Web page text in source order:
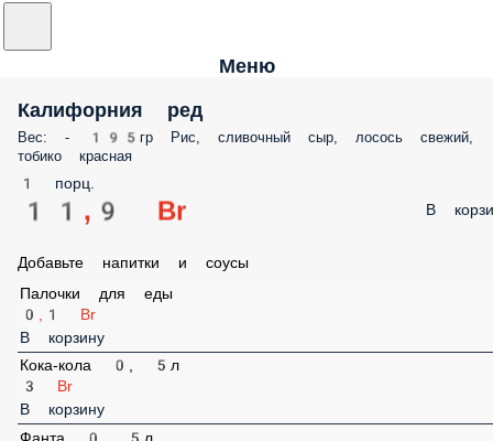
Меню
Калифорния ред
Вес: - 195гр Рис, сливочный сыр, лосось свежий, тобико красная
1 порц.
11,9 Br
Палочки для еды
0,1 Br
В корзину
Кока-кола 0, 5л
3 Br
В корзину